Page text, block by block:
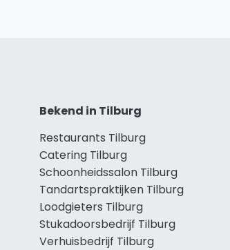
Bekend in Tilburg
Restaurants Tilburg
Catering Tilburg
Schoonheidssalon Tilburg
Tandartspraktijken Tilburg
Loodgieters Tilburg
Stukadoorsbedrijf Tilburg
Verhuisbedrijf Tilburg